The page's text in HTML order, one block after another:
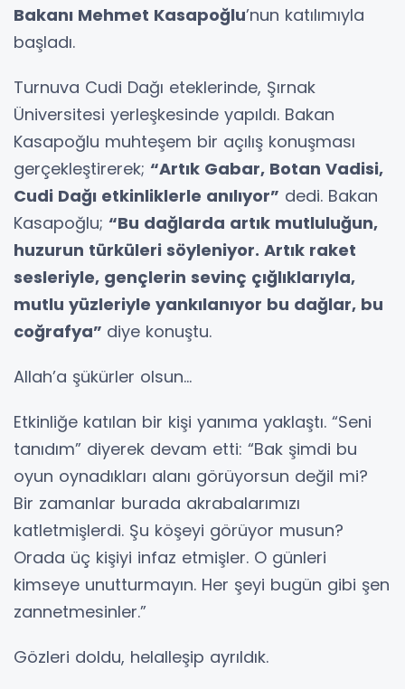
Bakanı Mehmet Kasapoğlu’nun katılımıyla
başladı.
Turnuva Cudi Dağı eteklerinde, Şırnak
Üniversitesi yerleşkesinde yapıldı. Bakan
Kasapoğlu muhteşem bir açılış konuşması
gerçekleştirerek; “Artık Gabar, Botan Vadisi,
Cudi Dağı etkinliklerle anılıyor” dedi. Bakan
Kasapoğlu; “Bu dağlarda artık mutluluğun,
huzurun türküleri söyleniyor. Artık raket
sesleriyle, gençlerin sevinç çığlıklarıyla,
mutlu yüzleriyle yankılanıyor bu dağlar, bu
coğrafya” diye konuştu.
Allah’a şükürler olsun…
Etkinliğe katılan bir kişi yanıma yaklaştı. “Seni
tanıdım” diyerek devam etti: “Bak şimdi bu
oyun oynadıkları alanı görüyorsun değil mi?
Bir zamanlar burada akrabalarımızı
katletmişlerdi. Şu köşeyi görüyor musun?
Orada üç kişiyi infaz etmişler. O günleri
kimseye unutturmayın. Her şeyi bugün gibi şen
zannetmesinler.”
Gözleri doldu, helalleşip ayrıldık.